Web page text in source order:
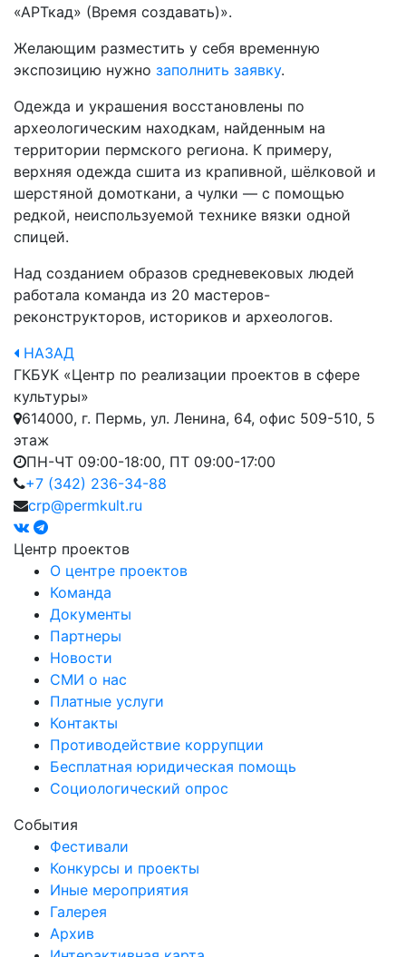
«АРТкад» (Время создавать)».
Желающим разместить у себя временную
экспозицию нужно заполнить заявку.
Одежда и украшения восстановлены по
археологическим находкам, найденным на
территории пермского региона. К примеру,
верхняя одежда сшита из крапивной, шёлковой и
шерстяной домоткани, а чулки — с помощью
редкой, неиспользуемой технике вязки одной
спицей.
Над созданием образов средневековых людей
работала команда из 20 мастеров-
реконструкторов, историков и археологов.
НАЗАД
ГКБУК «Центр по реализации проектов в сфере
культуры»
614000, г. Пермь, ул. Ленина, 64, офис 509-510, 5
этаж
ПН-ЧТ 09:00-18:00, ПТ 09:00-17:00
+7 (342) 236-34-88
crp@permkult.ru
Центр проектов
О центре проектов
Команда
Документы
Партнеры
Новости
СМИ о нас
Платные услуги
Контакты
Противодействие коррупции
Бесплатная юридическая помощь
Социологический опрос
События
Фестивали
Конкурсы и проекты
Иные мероприятия
Галерея
Архив